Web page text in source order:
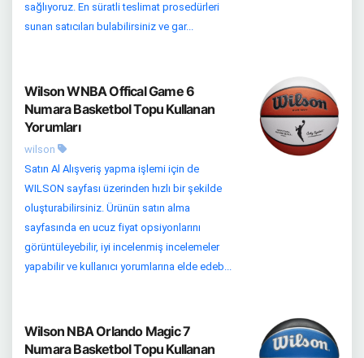
sağlıyoruz. En süratli teslimat prosedürleri
sunan satıcıları bulabilirsiniz ve gar...
Wilson WNBA Offical Game 6
Numara Basketbol Topu Kullanan
Yorumları
wilson
Satın Al Alışveriş yapma işlemi için de
WILSON sayfası üzerinden hızlı bir şekilde
oluşturabilirsiniz. Ürünün satın alma
sayfasında en ucuz fiyat opsiyonlarını
görüntüleyebilir, iyi incelenmiş incelemeler
yapabilir ve kullanıcı yorumlarına elde edeb...
Wilson NBA Orlando Magic 7
Numara Basketbol Topu Kullanan